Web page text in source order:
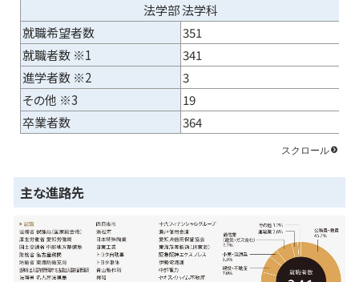
法学部 法学科
就職希望者数
351
就職者数 ※1
341
進学者数 ※2
3
その他 ※3
19
卒業者数
364
主な進路先